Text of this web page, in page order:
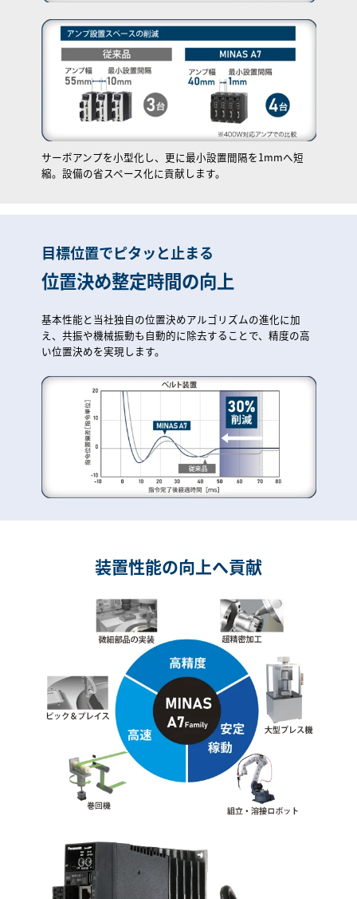
サーボアンプを小型化し、更に最小設置間隔を1mmへ短
縮。設備の省スペース化に貢献します。
目標位置でピタッと止まる
位置決め整定時間の向上
基本性能と当社独自の位置決めアルゴリズムの進化に加
え、共振や機械振動も自動的に除去することで、精度の高
い位置決めを実現します。
装置性能の向上へ貢献